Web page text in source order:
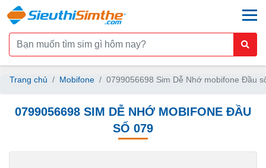
Trang chủ Mobifone 0799056698 Sim Dễ Nhớ mobifone Đầu
0799056698 SIM DỄ NHỚ MOBIFONE ĐẦU
SỐ 079